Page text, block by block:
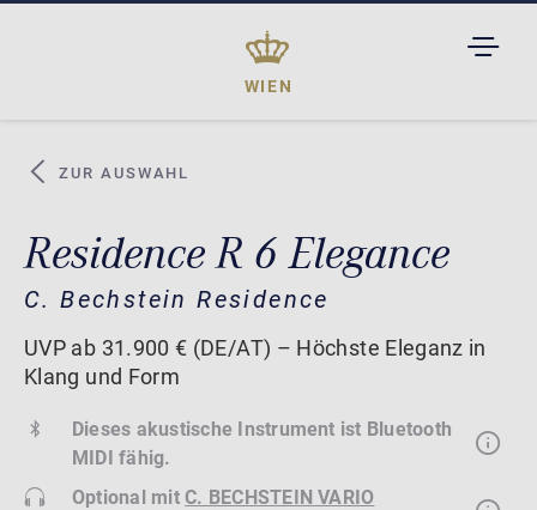
WIEN
ZUR AUSWAHL
Residence R 6 Elegance
C. Bechstein Residence
UVP ab 31.900 € (DE/AT) – Höchste Eleganz in
Klang und Form
Dieses akustische Instrument ist Bluetooth
MIDI fähig.
Optional mitC. BECHSTEIN VARIO